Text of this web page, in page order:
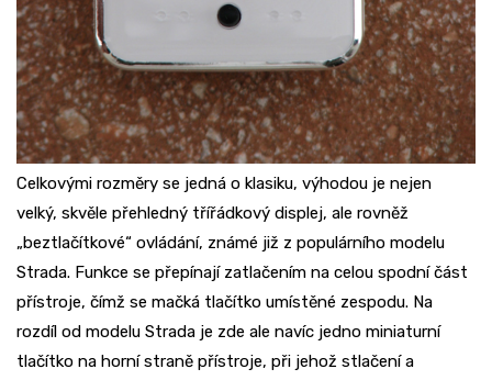
Celkovými rozměry se jedná o klasiku, výhodou je nejen
velký, skvěle přehledný třířádkový displej, ale rovněž
„beztlačítkové“ ovládání, známé již z populárního modelu
Strada. Funkce se přepínají zatlačením na celou spodní část
přístroje, čímž se mačká tlačítko umístěné zespodu. Na
rozdíl od modelu Strada je zde ale navíc jedno miniaturní
tlačítko na horní straně přístroje, při jehož stlačení a